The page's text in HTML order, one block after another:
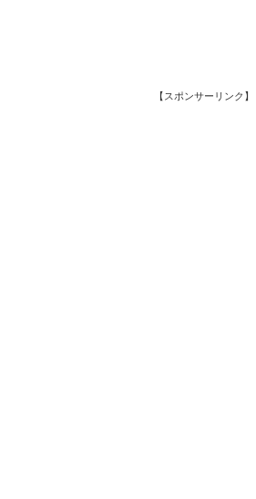
【スポンサーリンク】